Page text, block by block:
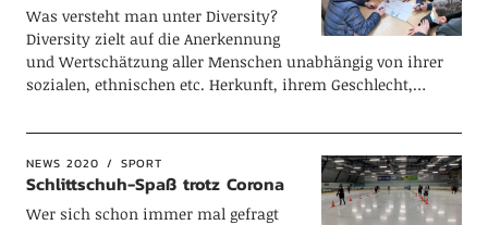
Was versteht man unter Diversity?
Diversity zielt auf die Anerkennung
und Wertschätzung aller Menschen unabhängig von ihrer
sozialen, ethnischen etc. Herkunft, ihrem Geschlecht,…
NEWS 2020 SPORT
Schlittschuh-Spaß trotz Corona
Wer sich schon immer mal gefragt